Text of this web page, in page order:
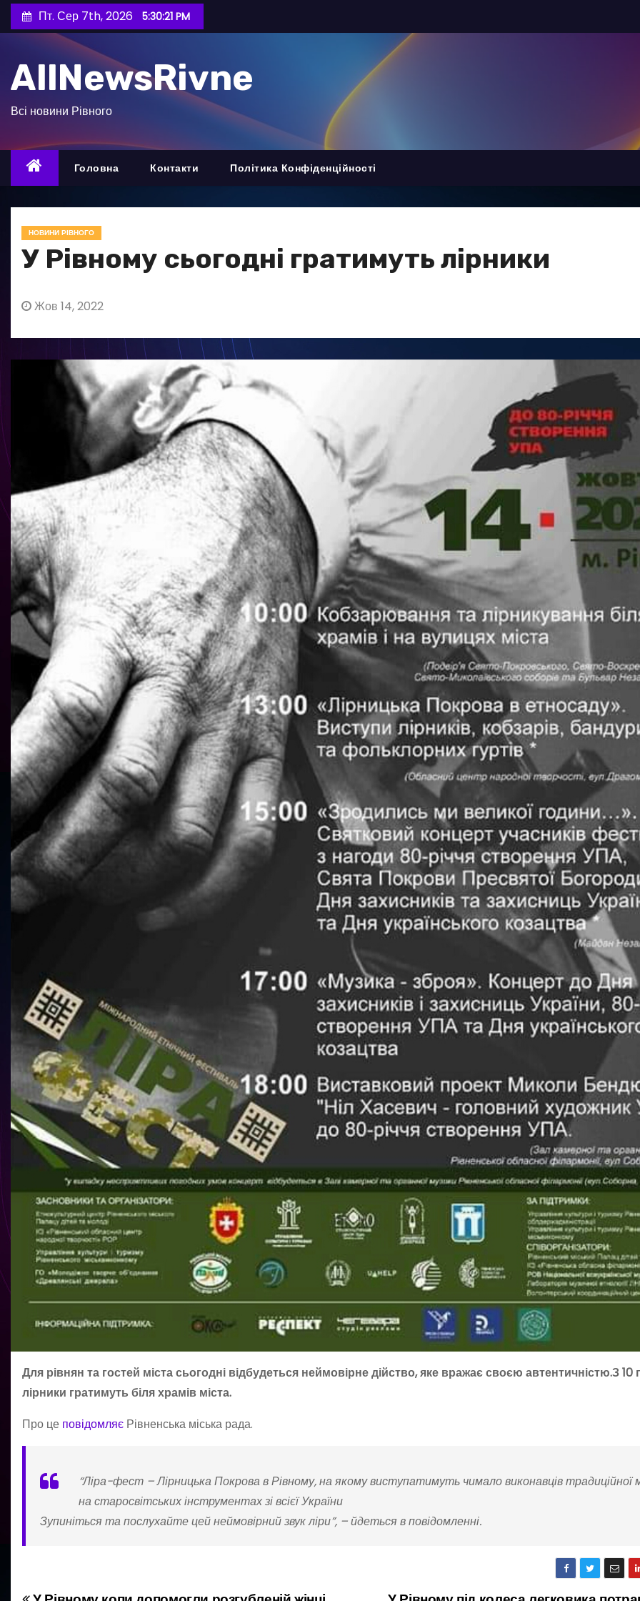
е
д
Пт. Сер 7th, 2026 5:30:23 PM
AllNewsRivne
Всі новини Рівного
Головна Контакти Політика Конфіденційності
НОВИНИ РІВНОГО
У Рівному сьогодні гратимуть лірники
Жов 14, 2022
Для рівнян та гостей міста сьогодні відбудеться неймовірне дійство, яке вражає своєю автентичністю.З 10
лірники гратимуть біля храмів міста.
Про це повідомляє Рівненська міська рада.
“Ліра-фест – Лірницька Покрова в Рівному, на якому виступатимуть чимало виконавців традиційної
на старосвітських інструментах зі всієї України
Зупиніться та послухайте цей неймовірний звук ліри”, – йдеться в повідомленні.